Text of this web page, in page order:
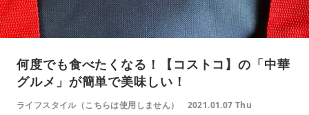
何度でも食べたくなる！【コストコ】の「中華
グルメ」が簡単で美味しい！
ライフスタイル（こちらは使用しません） 2021.01.07 Thu